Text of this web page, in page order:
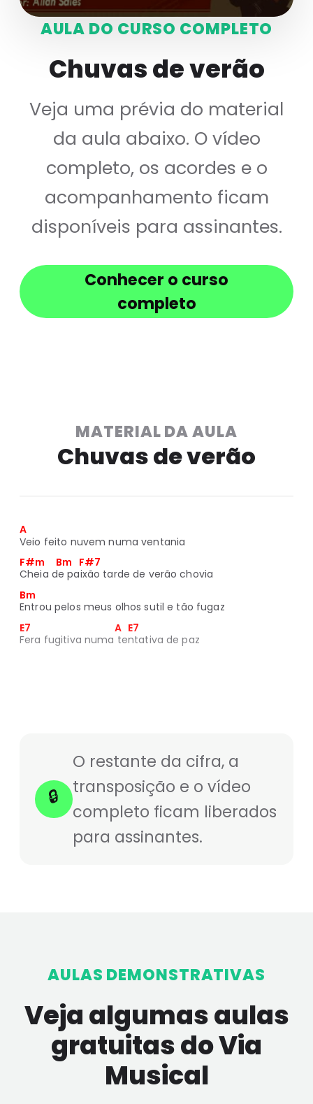
AULA DO CURSO COMPLETO
Chuvas de verão
Veja uma prévia do material
da aula abaixo. O vídeo
completo, os acordes e o
acompanhamento ficam
disponíveis para assinantes.
Conhecer o curso
completo
MATERIAL DA AULA
Chuvas de verão
A
Veio feito nuvem numa ventania
F#m     Bm   F#7
Cheia de paixão tarde de verão chovia
Bm
Entrou pelos meus olhos sutil e tão fugaz
E7                                      A   E7
Fera fugitiva numa tentativa de paz
🔒
O restante da cifra, a
transposição e o vídeo
completo ficam liberados
para assinantes.
AULAS DEMONSTRATIVAS
Veja algumas aulas
gratuitas do Via
Musical